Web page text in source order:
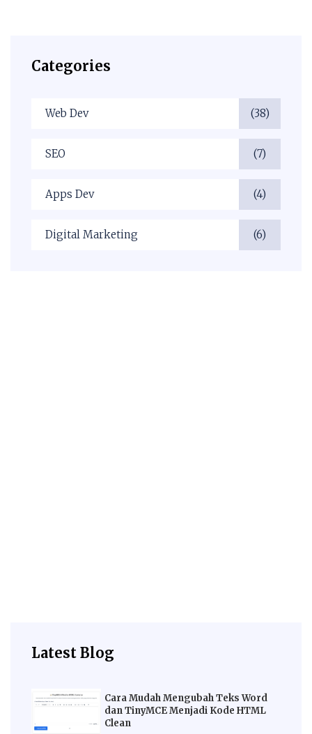
Categories
Web Dev (38)
SEO (7)
Apps Dev (4)
Digital Marketing (6)
Latest Blog
Cara Mudah Mengubah Teks Word
dan TinyMCE Menjadi Kode HTML
Clean